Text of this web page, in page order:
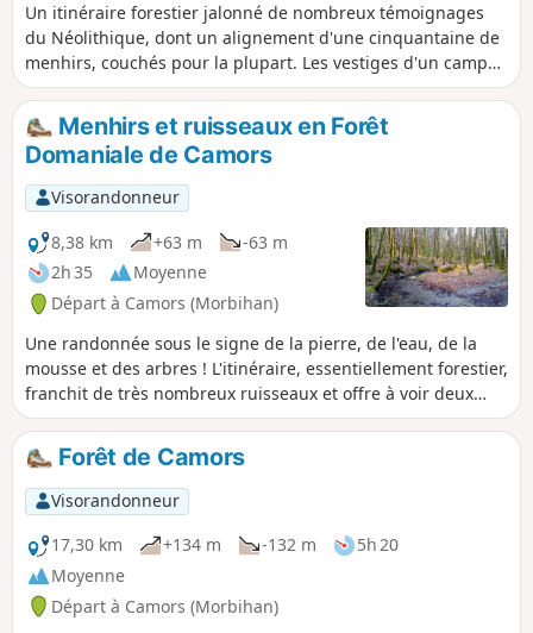
Un itinéraire forestier jalonné de nombreux témoignages
du Néolithique, dont un alignement d'une cinquantaine de
menhirs, couchés pour la plupart. Les vestiges d'un camp
gallo-romain et un très agréable cheminement le long du
Ruisseau de Trideur complètent le tableau.
Menhirs et ruisseaux en Forêt
Domaniale de Camors
Visorandonneur
8,38 km
+63 m
-63 m
2h 35
Moyenne
Départ à Camors (Morbihan)
Une randonnée sous le signe de la pierre, de l'eau, de la
mousse et des arbres ! L'itinéraire, essentiellement forestier,
franchit de très nombreux ruisseaux et offre à voir deux
beaux menhirs ainsi que les vestiges d'un dolmen.
Forêt de Camors
Visorandonneur
17,30 km
+134 m -132 m
5h 20
Moyenne
Départ à Camors (Morbihan)